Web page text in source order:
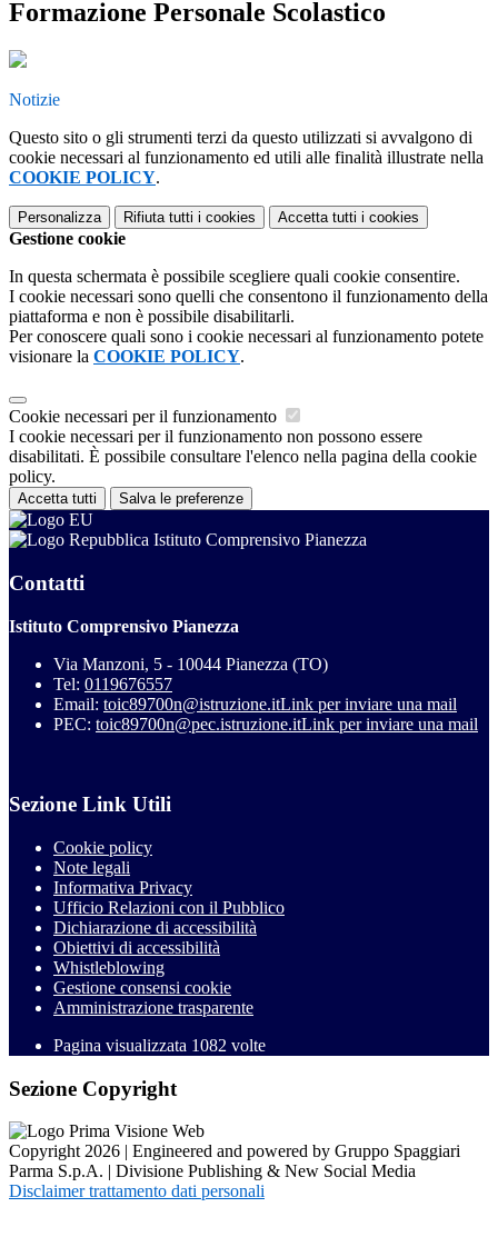
Formazione Personale Scolastico
Notizie
Questo sito o gli strumenti terzi da questo utilizzati si avvalgono di
cookie necessari al funzionamento ed utili alle finalità illustrate nella
COOKIE POLICY.
Personalizza Rifiuta tutti i cookies Accetta tutti i cookies
Gestione cookie
In questa schermata è possibile scegliere quali cookie consentire.
I cookie necessari sono quelli che consentono il funzionamento della
piattaforma e non è possibile disabilitarli.
Per conoscere quali sono i cookie necessari al funzionamento potete
visionare la COOKIE POLICY.
Cookie necessari per il funzionamento
I cookie necessari per il funzionamento non possono essere
disabilitati. È possibile consultare l'elenco nella pagina della cookie
policy.
Accetta tutti Salva le preferenze
Istituto Comprensivo Pianezza
Contatti
Istituto Comprensivo Pianezza
Via Manzoni, 5 - 10044 Pianezza (TO)
Tel: 0119676557
Email: toic89700n@istruzione.itLink per inviare una mail
PEC: toic89700n@pec.istruzione.itLink per inviare una mail
Sezione Link Utili
Cookie policy
Note legali
Informativa Privacy
Ufficio Relazioni con il Pubblico
Dichiarazione di accessibilità
Obiettivi di accessibilità
Whistleblowing
Gestione consensi cookie
Amministrazione trasparente
Pagina visualizzata 1082 volte
Sezione Copyright
Copyright 2026 | Engineered and powered by Gruppo Spaggiari
Parma S.p.A. | Divisione Publishing & New Social Media
Disclaimer trattamento dati personali